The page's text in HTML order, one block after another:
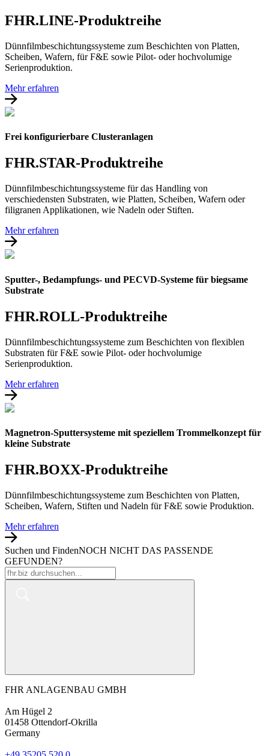
FHR.LINE-Produktreihe
Dünnfilmbeschichtungssysteme zum Beschichten von Platten,
Scheiben, Wafern, für F&E sowie Pilot- oder hochvolumige
Serienproduktion.
Mehr erfahren
Frei konfigurierbare Clusteranlagen
FHR.STAR-Produktreihe
Dünnfilmbeschichtungssysteme für das Handling von
verschiedensten Substraten, wie Platten, Scheiben, Wafern oder
filigranen Applikationen, wie Nadeln oder Stiften.
Mehr erfahren
Sputter-, Bedampfungs- und PECVD-Systeme für biegsame
Substrate
FHR.ROLL-Produktreihe
Dünnfilmbeschichtungssysteme zum Beschichten von flexiblen
Substraten für F&E sowie Pilot- oder hochvolumige
Serienproduktion.
Mehr erfahren
Magnetron-Sputtersysteme mit speziellem Trommelkonzept für
kleine Substrate
FHR.BOXX-Produktreihe
Dünnfilmbeschichtungssysteme zum Beschichten von Platten,
Scheiben, Wafern, Stiften und Nadeln für F&E sowie Produktion.
Mehr erfahren
Suchen und FindenNOCH NICHT DAS PASSENDE
GEFUNDEN?
FHR ANLAGENBAU GMBH
Am Hügel 2
01458 Otten­dorf-Okrilla
Germany